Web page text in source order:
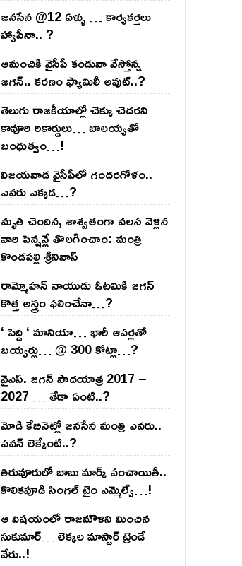
జనసేన @12 ఏళ్ళు … కార్యకర్తలు
హ్యాపీనా.. ?
ఆమంచికి వైసీపీ కండువా వేస్తోన్న
జ‌గ‌న్‌.. క‌ర‌ణం ఫ్యామిలీ అవుట్‌..?
తెలుగు రాజ‌కీయాల్లో చెక్కు చెద‌ర‌ని
కావూరి రికార్డులు… బాల‌య్యతో
బంధుత్వం…!
విజ‌య‌వాడ వైసీపీలో గంద‌ర‌గోళం..
ఎవ‌రు ఎక్క‌డ‌…?
మృతి చెందిన, శాశ్వతంగా వలస వెళ్లిన
వారి పెన్ష‌న్లే తొల‌గించాం: మంత్రి
కొండపల్లి శ్రీనివాస్
రామ్మోహ‌న్ నాయుడు ఓట‌మికి జ‌గ‌న్
కొత్త అస్త్రం ఫ‌లించేనా…?
‘ పెద్ది ‘ మానియా… భారీ ఆప‌ర్ల‌తో
బ‌య్య‌ర్లు… @ 300 కోట్లా…?
వైఎస్‌. జ‌గ‌న్ పాద‌యాత్ర 2017 –
2027 … తేడా ఏంటి..?
మోడి కేబినెట్లో జ‌నసేన మంత్రి ఎవ‌రు..
ప‌వ‌న్ లెక్కేంటి..?
తిరువూరులో బాబు మార్క్ పంచాయితీ..
కొలిక‌పూడి సింగ‌ల్ టైం ఎమ్మెల్యే…!
ఆ విష‌యంలో రాజ‌మౌళిని మించిన
సుకుమార్‌… లెక్క‌ల మాస్టార్ ట్రెండే
వేరు..!